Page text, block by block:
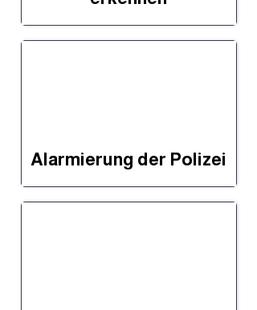
Alarmierung der Polizei